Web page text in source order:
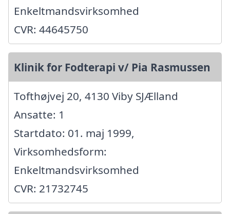
Enkeltmandsvirksomhed
CVR: 44645750
Klinik for Fodterapi v/ Pia Rasmussen
Tofthøjvej 20, 4130 Viby SJÆlland
Ansatte: 1
Startdato: 01. maj 1999,
Virksomhedsform:
Enkeltmandsvirksomhed
CVR: 21732745